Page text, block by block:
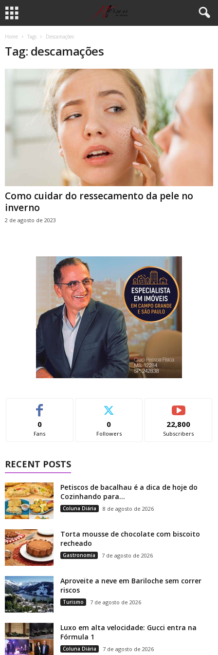
Home Tags Descamações
Tag: descamações
Como cuidar do ressecamento da pele no
inverno
2 de agosto de 2023
0
Fans
0
Followers
22,800
Subscribers
RECENT POSTS
Petiscos de bacalhau é a dica de hoje do
Cozinhando para...
Coluna Diária 8 de agosto de 2026
Torta mousse de chocolate com biscoito
recheado
Gastronomia 7 de agosto de 2026
Aproveite a neve em Bariloche sem correr
riscos
Turismo 7 de agosto de 2026
Luxo em alta velocidade: Gucci entra na
Fórmula 1
Coluna Diária 7 de agosto de 2026